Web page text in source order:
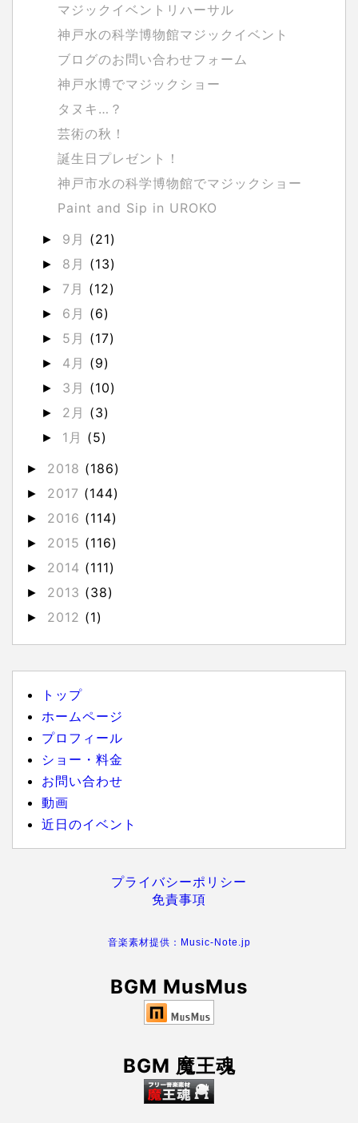
マジックイベントリハーサル
神戸水の科学博物館マジックイベント
ブログのお問い合わせフォーム
神戸水博でマジックショー
タヌキ…？
芸術の秋！
誕生日プレゼント！
神戸市水の科学博物館でマジックショー
Paint and Sip in UROKO
► 9月 (21)
► 8月 (13)
► 7月 (12)
► 6月 (6)
► 5月 (17)
► 4月 (9)
► 3月 (10)
► 2月 (3)
► 1月 (5)
► 2018 (186)
► 2017 (144)
► 2016 (114)
► 2015 (116)
► 2014 (111)
► 2013 (38)
► 2012 (1)
トップ
ホームページ
プロフィール
ショー・料金
お問い合わせ
動画
近日のイベント
プライバシーポリシー
免責事項
音楽素材提供：Music-Note.jp
BGM MusMus
BGM 魔王魂